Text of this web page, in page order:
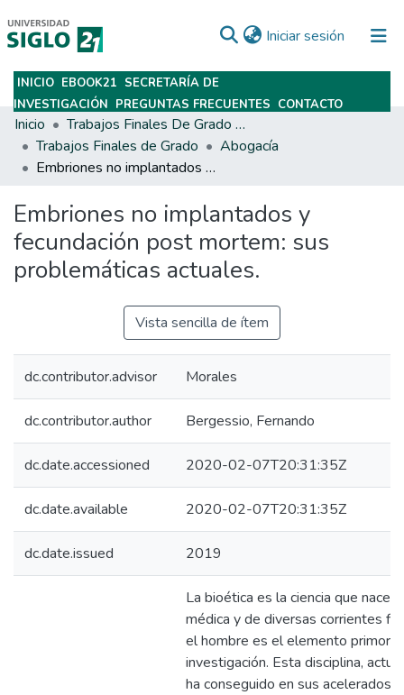
Iniciar sesión (current)
Subir
INICIO EBOOK21 SECRETARÍA DE
INVESTIGACIÓN PREGUNTAS FRECUENTES CONTACTO
Inicio
Trabajos Finales De Grado Y Posgrado
Trabajos Finales de Grado
Abogacía
Embriones no implantados y fecundación post mortem: sus problemáticas actuales.
Embriones no implantados y
fecundación post mortem: sus
problemáticas actuales.
Vista sencilla de ítem
dc.contributor.advisor Morales
dc.contributor.author Bergessio, Fernando
dc.date.accessioned 2020-02-07T20:31:35Z
dc.date.available 2020-02-07T20:31:35Z
dc.date.issued 2019
La bioética es la ciencia que nace
médica y de diversas corrientes
el hombre es el elemento
investigación. Esta disciplina,
ha conseguido en sus acelerados